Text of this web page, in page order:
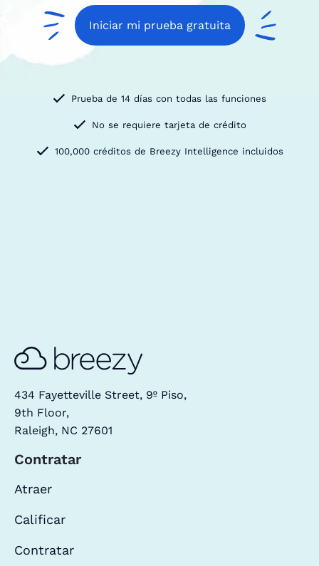
Iniciar mi prueba gratuita
Prueba de 14 días con todas las funciones
No se requiere tarjeta de crédito
100,000 créditos de Breezy Intelligence incluidos
434 Fayetteville Street, 9º Piso,
9th Floor,
Raleigh, NC 27601
Contratar
Atraer
Calificar
Contratar